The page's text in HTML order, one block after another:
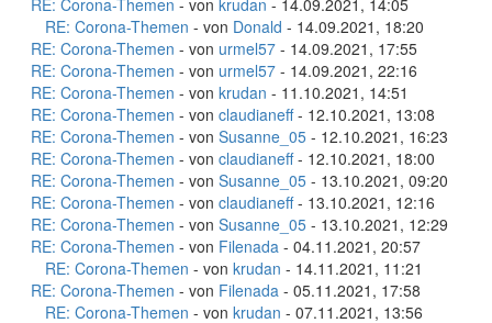
RE: Corona-Themen - von krudan - 14.09.2021, 14:05
RE: Corona-Themen - von Donald - 14.09.2021, 18:20
RE: Corona-Themen - von urmel57 - 14.09.2021, 17:55
RE: Corona-Themen - von urmel57 - 14.09.2021, 22:16
RE: Corona-Themen - von krudan - 11.10.2021, 14:51
RE: Corona-Themen - von claudianeff- 12.10.2021, 13:08
RE: Corona-Themen - von Susanne_05 - 12.10.2021, 16:23
RE: Corona-Themen - von claudianeff- 12.10.2021, 18:00
RE: Corona-Themen - von Susanne_05 - 13.10.2021, 09:20
RE: Corona-Themen - von claudianeff- 13.10.2021, 12:16
RE: Corona-Themen - von Susanne_05 - 13.10.2021, 12:29
RE: Corona-Themen - von Filenada - 04.11.2021, 20:57
RE: Corona-Themen - von krudan - 14.11.2021, 11:21
RE: Corona-Themen - von Filenada - 05.11.2021, 17:58
RE: Corona-Themen - von krudan - 07.11.2021, 13:56